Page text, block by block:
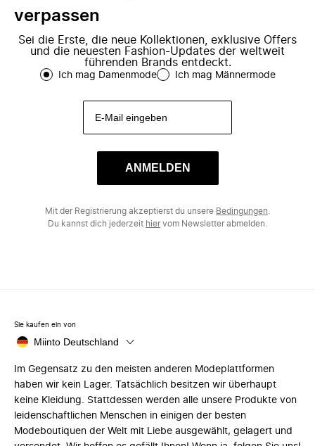
verpassen
Sei die Erste, die neue Kollektionen, exklusive Offers
und die neuesten Fashion-Updates der weltweit
führenden Brands entdeckt.
Ich mag Damenmode Ich mag Männermode
ANMELDEN
Mit der Registrierung akzeptierst du unsere Bedingungen
Du kannst dich jederzeit hiervom Newsletter abmelden.
Sie kaufen ein von
Miinto Deutschland
Im Gegensatz zu den meisten anderen Modeplattformen
haben wir kein Lager. Tatsächlich besitzen wir überhaupt
keine Kleidung. Stattdessen werden alle unsere Produkte von
leidenschaftlichen Menschen in einigen der besten
Modeboutiquen der Welt mit Liebe ausgewählt, gelagert und